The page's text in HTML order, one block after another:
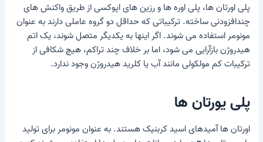
پلی اورتان ها، پلی اوره ها و رزین های اپوکسی از طریقواکنش های
چندافزودنیساخته. ترکیباتی که حداقل دو گروه عاملی دارند به عنوان
مونومر استفاده می شوند. اگر اینها به یکدیگر متصل شوند، یک اتم
هیدروژن بازآرایی می شود، اما بر خلاف چند تراکم، هیچ شکافی از
ترکیبات کم مولکولی مانند آب یا کلرید هیدروژن وجود ندارد.
پلی یورتان ها
اورتان ها آمیدهای اسید کربنیک هستند. به عنوان مونومر برای تولید